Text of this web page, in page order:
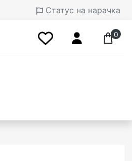
Статус на нарачка
0